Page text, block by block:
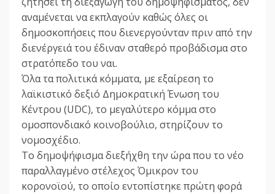
αναμένεται να εκπλαγούν καθώς όλες οι
δημοσκοπήσεις που διενεργούνταν πριν από την
διενέργειά του έδιναν σταθερό προβάδισμα στο
στρατόπεδο του ναι.
Όλα τα πολιτικά κόμματα, με εξαίρεση το
λαϊκιστικό δεξιό Δημοκρατική Ένωση του
Κέντρου (UDC), το μεγαλύτερο κόμμα στο
ομοσπονδιακό κοινοβούλιο, στηρίζουν το
νομοσχέδιο.
Το δημοψήφισμα διεξήχθη την ώρα που το νέο
παραλλαγμένο στέλεχος Όμικρον του
κορονοϊού, το οποίο εντοπίστηκε πρώτη φορά